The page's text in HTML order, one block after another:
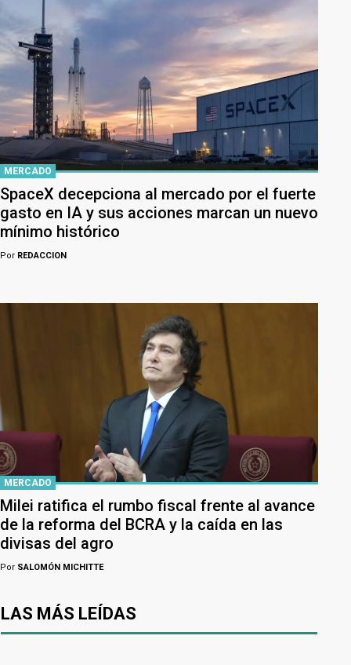
MERCADO
SpaceX decepciona al mercado por el fuerte
gasto en IA y sus acciones marcan un nuevo
mínimo histórico
Por REDACCION
MERCADO
Milei ratifica el rumbo fiscal frente al avance
de la reforma del BCRA y la caída en las
divisas del agro
Por SALOMÓN MICHITTE
LAS MÁS LEÍDAS